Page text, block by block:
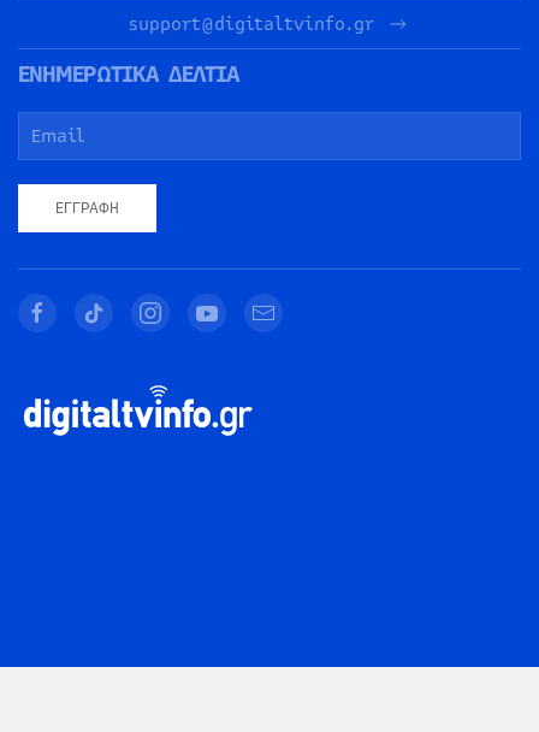
support@digitaltvinfo.gr
ΕΝΗΜΕΡΩΤΙΚΑ ΔΕΛΤΙΑ
ΕΓΓΡΑΦΉ